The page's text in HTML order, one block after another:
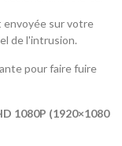
sur votre
de l'intrusion.
pour faire fuire
1080P (1920×1080